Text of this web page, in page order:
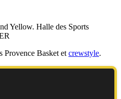
Yellow. Halle des Sports
Provence Basket et crewstyle.